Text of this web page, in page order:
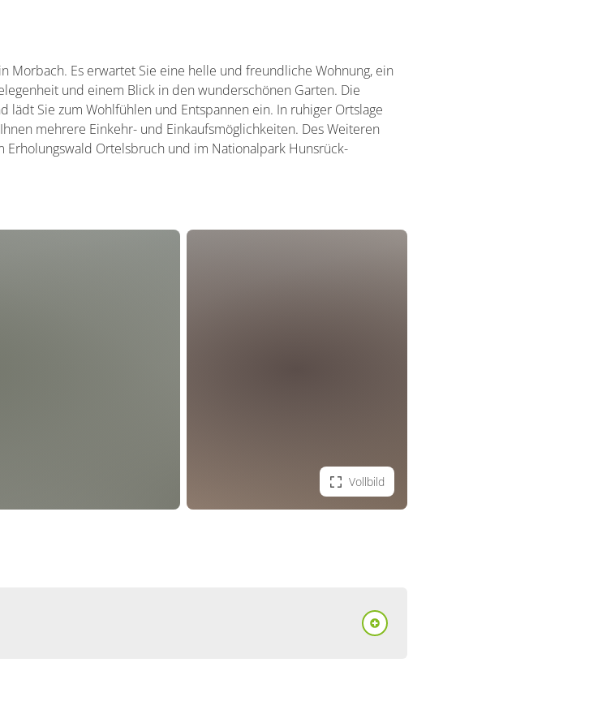
Morbach. Es erwartet Sie eine helle und freundliche Wohnung, ein
und einem Blick in den wunderschönen Garten. Die
lädt Sie zum Wohlfühlen und Entspannen ein. In ruhiger Ortslage
mehrere Einkehr- und Einkaufsmöglichkeiten. Des Weiteren
Ortelsbruch und im Nationalpark Hunsrück-
Vollbild